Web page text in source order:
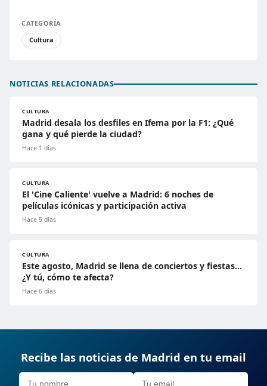
CATEGORÍA
Cultura
NOTICIAS RELACIONADAS
CULTURA
Madrid desala los desfiles en Ifema por la F1: ¿Qué
gana y qué pierde la ciudad?
Hace 1 días
CULTURA
El 'Cine Caliente' vuelve a Madrid: 6 noches de
películas icónicas y participación activa
Hace 5 días
CULTURA
Este agosto, Madrid se llena de conciertos y fiestas…
¿Y tú, cómo te afecta?
Hace 6 días
Recibe las noticias de Madrid en tu email